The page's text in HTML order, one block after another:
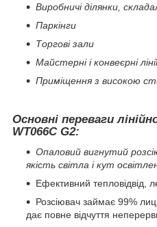
Виробничі ділянки,
Паркінги
Торгові зали
Майстерні і конвеєрні лінії
Приміщення з високою
Основні переваги
WT066C G2:
Опаловий вигнутий
якість світла і кут
Ефективний тепловідвід,
Розсіювач займає 99%
дає повне відчуття